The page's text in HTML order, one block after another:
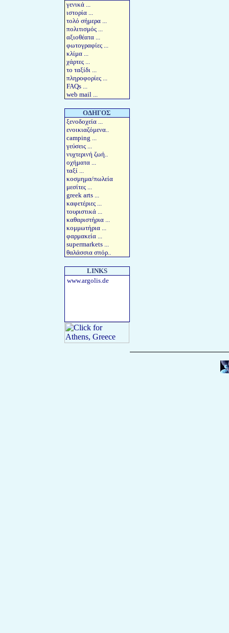
γενικά...
ιστορία...
τολό σήμερα...
πολιτισμός...
αξιοθέατα...
φωτογραφίες...
κλίμα...
χάρτες...
το ταξίδι ...
πληροφορίες...
FAQs...
web mail...
ΟΔΗΓΟΣ
ξενοδοχεία...
ενοικιαζόμενα..
camping ...
γεύσεις...
νυχτερινή ζωή..
οχήματα...
ταξί...
κοσμημα/πωλεία
μεσίτες...
greek arts...
καφετέριες...
τουριστικά...
καθαριστήρια...
κομμωτήρια...
φαρμακεία...
supermarkets ...
θαλάσσια σπόρ..
LINKS
www.argolis.de